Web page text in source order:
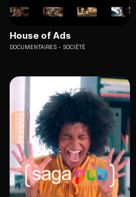
House of Ads
DOCUMENTAIRES SOCIÉTÉ